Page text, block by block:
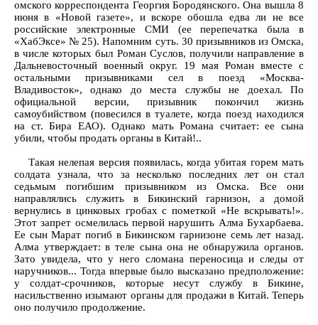
омского корреспондента Георгия Бородянского. Она вышла 8
июня в «Новой газете», и вскоре обошла едва ли не все
российские электронные СМИ (ее перепечатка была в
«ХабЭксе» № 25). Напомним суть. 30 призывников из Омска,
в числе которых был Роман Суслов, получили направление в
Дальневосточный военный округ. 19 мая Роман вместе с
остальными призывниками сел в поезд «Москва-
Владивосток», однако до места службы не доехал. По
официальной версии, призывник покончил жизнь
самоубийством (повесился в туалете, когда поезд находился
на ст. Бира ЕАО). Однако мать Романа считает: ее сына
убили, чтобы продать органы в Китай!..
Такая нелепая версия появилась, когда убитая горем мать
солдата узнала, что за несколько последних лет он стал
седьмым погибшим призывником из Омска. Все они
направлялись служить в Бикинский гарнизон, а домой
вернулись в цинковых гробах с пометкой «Не вскрывать!».
Этот запрет осмелилась первой нарушить Алма Бухарбаева.
Ее сын Марат погиб в Бикинском гарнизоне семь лет назад.
Алма утверждает: в теле сына она не обнаружила органов.
Зато увидела, что у него сломана переносица и следы от
наручников... Тогда впервые было высказано предположение:
у солдат-срочников, которые несут службу в Бикине,
насильственно изымают органы для продажи в Китай. Теперь
оно получило продолжение.